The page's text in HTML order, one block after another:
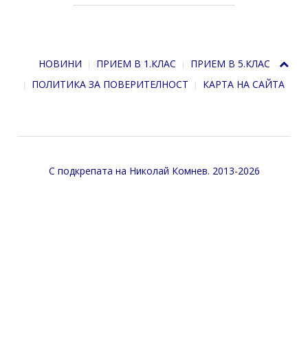
НОВИНИ ПРИЕМ В 1.КЛАС
ПРИЕМ В 5.КЛАС
ПОЛИТИКА ЗА ПОВЕРИТЕЛНОСТ
КАРТА НА САЙТА
С подкрепата на Николай Комнев. 2013-2026